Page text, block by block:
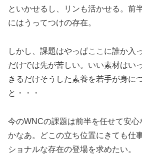
といかせるし、リンも活かせる。前
にはうってつけの存在。
しかし、課題はやっぱここに誰か入
だけでは先が苦しい。いい素材はい
きるだけそうした素養を若手が身に
と・・・
今のWNCの課題は前半を任せて安心
かなあ。どこの立ち位置にきても仕
ショナルな存在の登場を求めたい。